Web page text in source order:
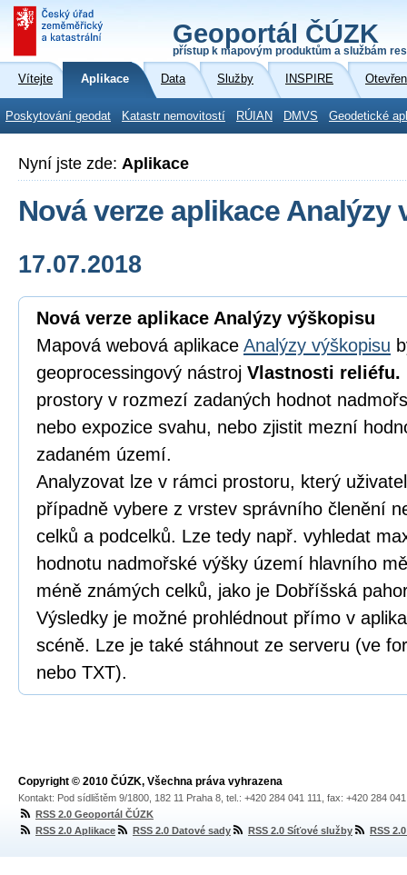
Geoportál ČÚZK
přístup k mapovým produktům a službám
Vítejte Aplikace Data Služby INSPIRE
Poskytování geodat Katastr nemovitostí RÚIAN DMVS Geodetické
Nyní jste zde: Aplikace
Nová verze aplikace Analýzy
17.07.2018
Nová verze aplikace Analýzy výškopisu
Mapová webová aplikace Analýzy výškopisu
geoprocessingový nástroj Vlastnosti reliéfu.
prostory v rozmezí zadaných hodnot
nebo expozice svahu, nebo zjistit mezní
zadaném území.
Analyzovat lze v rámci prostoru, který
případně vybere z vrstev správního členění
celků a podcelků. Lze tedy např. vyhledat
hodnotu nadmořské výšky území hlavního
méně známých celků, jako je Dobříšská
Výsledky je možné prohlédnout přímo v
scéně. Lze je také stáhnout ze serveru (ve
nebo TXT).
Copyright © 2010 ČÚZK, Všechna práva vyhrazena
Kontakt: Pod sídlištěm 9/1800, 182 11 Praha 8, tel.: +420 284 041 111, fax: +420 284
RSS 2.0 Geoportál ČÚZK
RSS 2.0 Aplikace
RSS 2.0 Datové sady RSS 2.0 Síťové služby RSS